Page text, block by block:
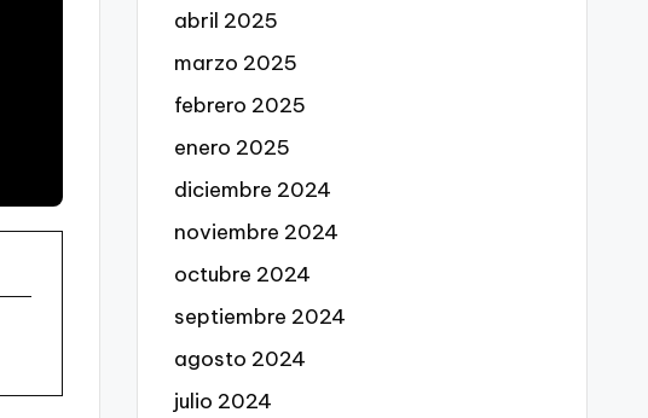
abril 2025
marzo 2025
febrero 2025
enero 2025
diciembre 2024
noviembre 2024
octubre 2024
septiembre 2024
agosto 2024
julio 2024